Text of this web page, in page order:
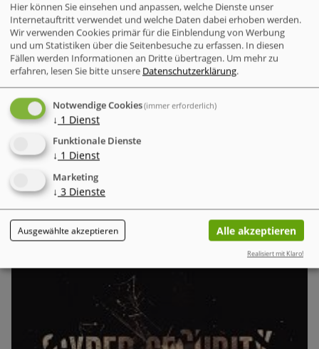
Der „Annual AI Security Report 2026“ von Check Point
Cybersicherheit: Künstliche Intelligenz (KI) dient
Cyberkriminellen nicht mehr nur als
Vorbereitungswerkzeug, sondern führt Angriffe mittlerweile
völlig eigenständig und mit minimaler menschlicher
Steuerung aus.
Sicher & Anonym
Omnissa-Analyse "State of Digital Workspace 2026
Hier können Sie einsehen und anpassen, welche Dienste unser
Internetauftritt verwendet und welche Daten dabei erhoben werden.
Wir verwenden Cookies primär für die Einblendung von Werbung
und um Statistiken über die Seitenbesuche zu erfassen. In diesen
Fällen werden Informationen an Dritte übertragen. Um mehr zu
erfahren, lesen Sie bitte unsere Datenschutzerklärung.
Notwendige Cookies(immer erforderlich)
↓ 1 Dienst
Funktionale Dienste
↓ 1 Dienst
Marketing
↓ 3 Dienste
Ausgewählte akzeptieren Alle akzeptieren
Realisiert mit Klaro!